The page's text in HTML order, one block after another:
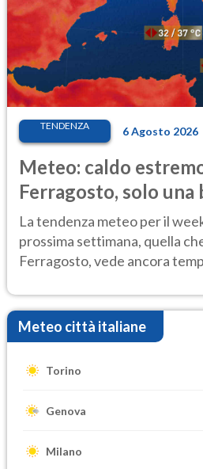
TENDENZA 6 Agosto 2026
Meteo: caldo
Ferragosto, solo una
Ecco dove
La tendenza meteo per il
prossima settimana, quella
Ferragosto, vede ancora
Meteo città italiane
Torino
Genova
Milano